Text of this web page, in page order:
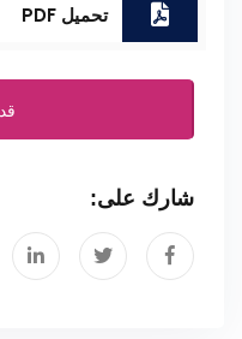
تحميل PDF
شارك على: